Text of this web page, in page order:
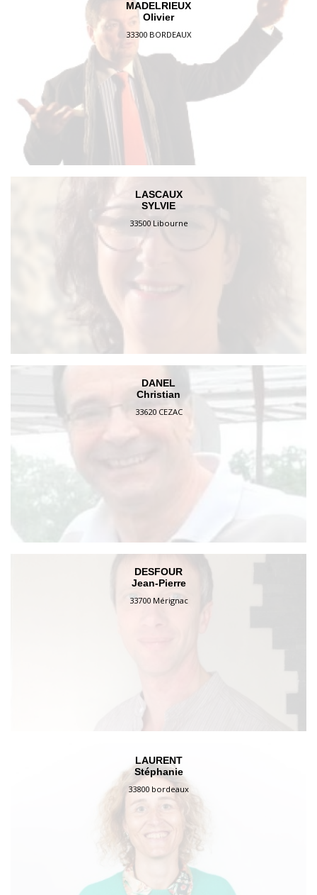
MADELRIEUX
Olivier
33300 BORDEAUX
LASCAUX
SYLVIE
33500 Libourne
DANEL
Christian
33620 CEZAC
DESFOUR
Jean-Pierre
33700 Mérignac
LAURENT
Stéphanie
33800 bordeaux